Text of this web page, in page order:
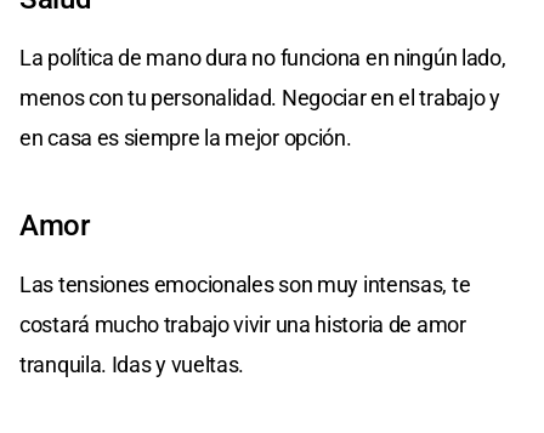
La política de mano dura no funciona en ningún lado,
menos con tu personalidad. Negociar en el trabajo y
en casa es siempre la mejor opción.
Amor
Las tensiones emocionales son muy intensas, te
costará mucho trabajo vivir una historia de amor
tranquila. Idas y vueltas.